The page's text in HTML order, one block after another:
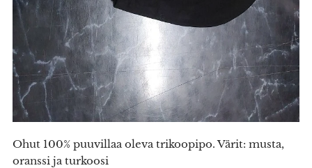
Ohut 100% puuvillaa oleva trikoopipo. Värit: musta,
oranssi ja turkoosi